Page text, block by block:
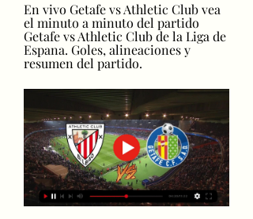
En vivo Getafe vs Athletic Club vea
el minuto a minuto del partido
Getafe vs Athletic Club de la Liga de
Espana. Goles, alineaciones y
resumen del partido.